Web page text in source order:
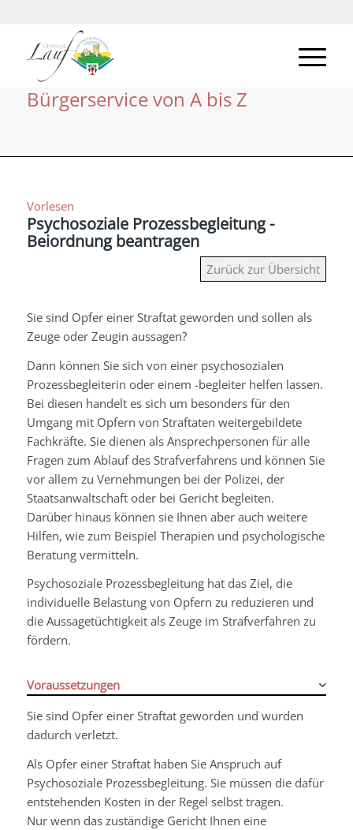
Bürgerservice von A bis Z
Vorlesen
Psychosoziale Prozessbegleitung -
Beiordnung beantragen
Zurück zur Übersicht
Sie sind Opfer einer Straftat geworden und sollen als
Zeuge oder Zeugin aussagen?
Dann können Sie sich von einer psychosozialen
Prozessbegleiterin oder einem -begleiter helfen lassen.
Bei diesen handelt es sich um besonders für den
Umgang mit Opfern von Straftaten weitergebildete
Fachkräfte. Sie dienen als Ansprechpersonen für alle
Fragen zum Ablauf des Strafverfahrens und können Sie
vor allem zu Vernehmungen bei der Polizei, der
Staatsanwaltschaft oder bei Gericht begleiten.
Darüber hinaus können sie Ihnen aber auch weitere
Hilfen, wie zum Beispiel Therapien und psychologische
Beratung vermitteln.
Psychosoziale Prozessbegleitung hat das Ziel, die
individuelle Belastung von Opfern zu reduzieren und
die Aussagetüchtigkeit als Zeuge im Strafverfahren zu
fördern.
Voraussetzungen
Sie sind Opfer einer Straftat geworden und wurden
dadurch verletzt.
Als Opfer einer Straftat haben Sie Anspruch auf
Psychosoziale Prozessbegleitung. Sie müssen die dafür
entstehenden Kosten in der Regel selbst tragen.
Nur wenn das zuständige Gericht Ihnen eine